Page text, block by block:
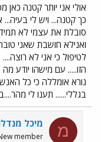
אולי אני יותר קטנה
כך קטנה... ויש לי
סובלת את עצמי לא
ואנילא חושבת שאני
לטיפול כי אני לא
הזו..... עם מישהו יודע מה
נורא אומללה כי כל
בגללי...... תענו לי
מ מיכל
member